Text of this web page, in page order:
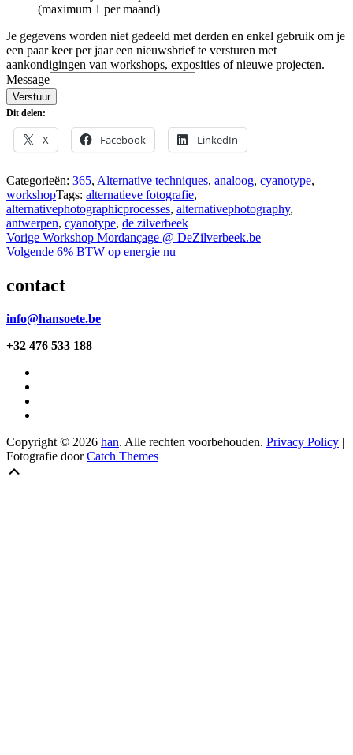
(maximum 1 per maand)
Je gegevens worden niet gedeeld met derden en enkel gebruik om je
een paar keer per jaar een nieuwsbrief te versturen met
aankondigingen van workshops, exposities of nieuwe projecten.
Message
Verstuur
Dit delen:
X Facebook LinkedIn
Categorieën: 365, Alternative techniques, analoog, cyanotype,
workshopTags: alternatieve fotografie,
alternativephotographicprocesses, alternativephotography,
antwerpen, cyanotype, de zilverbeek
Bericht
navigatie
Vorige Vorig
bericht:
Workshop Mordançage @ DeZilverbeek.be
Volgende Volgend
6% BTW op energie nu
contact
info@hansoete.be
+32 476 533 188
Copyright © 2026 han. Alle rechten voorbehouden. Privacy Policy |
Fotografie doorCatch Themes
Scroll